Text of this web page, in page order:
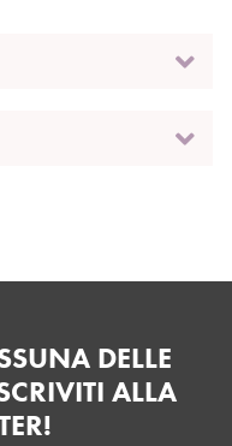
DELLE
ALLA